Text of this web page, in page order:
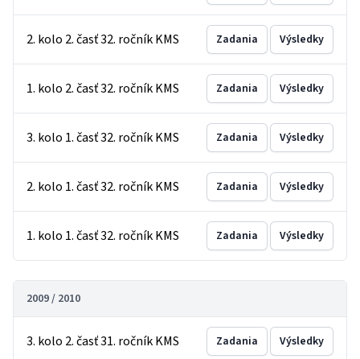
2. kolo 2. časť 32. ročník KMS Zadania Výsledky
1. kolo 2. časť 32. ročník KMS Zadania Výsledky
3. kolo 1. časť 32. ročník KMS Zadania Výsledky
2. kolo 1. časť 32. ročník KMS Zadania Výsledky
1. kolo 1. časť 32. ročník KMS Zadania Výsledky
2009 / 2010
3. kolo 2. časť 31. ročník KMS Zadania Výsledky